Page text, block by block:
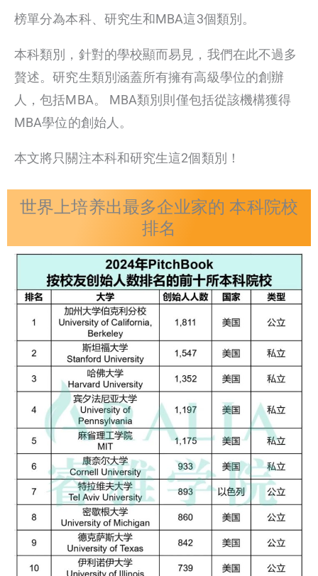
榜單分為本科、研究生和MBA這3個類別。
本科類別，針對的學校顯而易見，我們在此不過多
贅述。研究生類別涵蓋所有擁有高級學位的創辦
人，包括MBA。 MBA類別則僅包括從該機構獲得
MBA學位的創始人。
本文將只關注本科和研究生這2個類別！
世界上培养出最多企业家的 本科院校
排名